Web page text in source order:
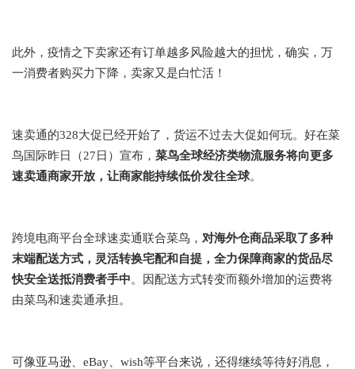
此外，疫情之下卖家还有订单越多风险越大的担忧，确实，万
一消费者购买力下降，卖家又是白忙活！
速卖通的328大促已经开始了，货运不过去大促如何玩。好在菜
鸟国际昨日（27日）宣布， 菜鸟全球经济类物流服务将向更多
速卖通商家开放，让商家能持续低价发往全球。
跨境电商平台全球速卖通联合菜鸟， 对海外仓商品采取了多种
末端配送方式，灵活转换宅配和自提，全力保障商家的货品尽
快安全送抵消费者手中。因配送方式转变而额外增加的运费将
由菜鸟和速卖通承担。
可像亚马逊、eBay、wish等平台来说，还得继续等待好消息，